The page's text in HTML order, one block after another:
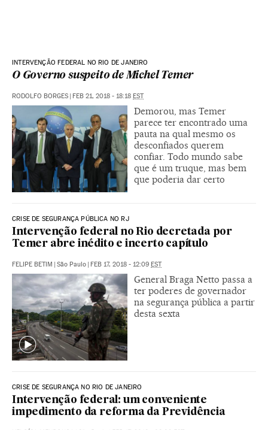
INTERVENÇÃO FEDERAL NO RIO DE JANEIRO
O Governo suspeito de Michel Temer
RODOLFO BORGES | FEB 21, 2018 - 18:18 EST
Demorou, mas Temer
parece ter encontrado uma
pauta na qual mesmo os
desconfiados querem
confiar. Todo mundo sabe
que é um truque, mas bem
que poderia dar certo
CRISE DE SEGURANÇA PÚBLICA NO RJ
Intervenção federal no Rio decretada por
Temer abre inédito e incerto capítulo
FELIPE BETIM | São Paulo | FEB 17, 2018 - 12:09 EST
General Braga Netto passa a
ter poderes de governador
na segurança pública a partir
desta sexta
CRISE DE SEGURANÇA NO RIO DE JANEIRO
Intervenção federal: um conveniente
impedimento da reforma da Previdência